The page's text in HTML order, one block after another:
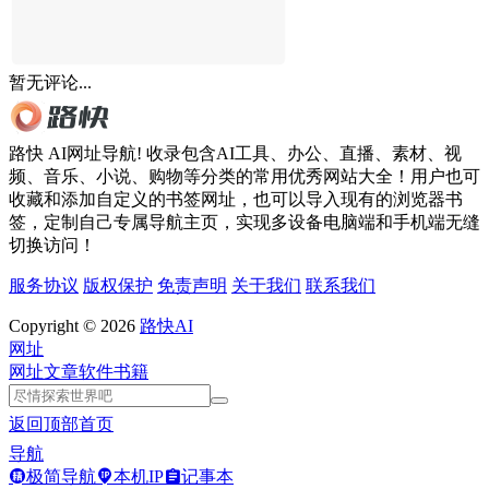
暂无评论...
路快 AI网址导航! 收录包含AI工具、办公、直播、素材、视
频、音乐、小说、购物等分类的常用优秀网站大全！用户也可
收藏和添加自定义的书签网址，也可以导入现有的浏览器书
签，定制自己专属导航主页，实现多设备电脑端和手机端无缝
切换访问！
服务协议 版权保护 免责声明 关于我们 联系我们
Copyright © 2026 路快AI
网址
网址文章软件书籍
返回顶部首页
导航
极简导航
本机IP 记事本